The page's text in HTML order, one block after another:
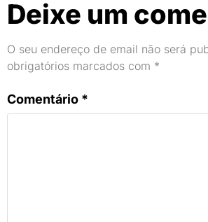
Deixe um
O seu endereço de email não será
obrigatórios marcados com *
Comentário *